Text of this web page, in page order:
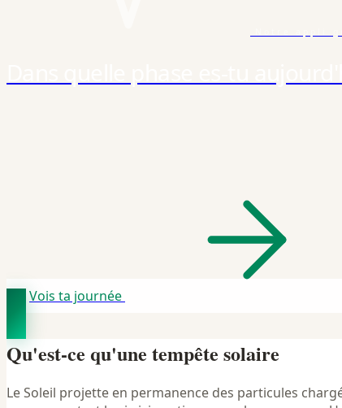
Vois ta journée
Qu'est-ce qu'une tempête solaire
Le Soleil projette en permanence des particules